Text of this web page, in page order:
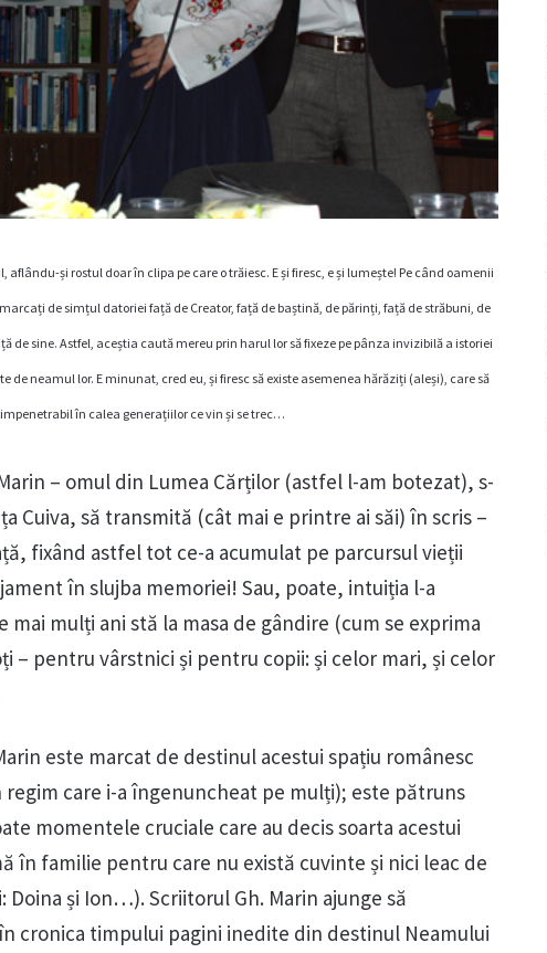
și rostul doar în clipa pe care o trăiesc. E și firesc, e și lumește! Pe când oamenii
de simțul datoriei față de Creator, față de baștină, de părinți, față de străbuni, de
de sine. Astfel, aceștia caută mereu prin harul lor să fixeze pe pânza invizibilă a istoriei
de neamul lor. E minunat, cred eu, și firesc să existe asemenea hărăziți (aleși), care să
în calea generațiilor ce vin și se trec…
– omul din Lumea Cărților (astfel l-am botezat), s-
Cuiva, să transmită (cât mai e printre ai săi) în scris –
fixând astfel tot ce-a acumulat pe parcursul vieții
în slujba memoriei! Sau, poate, intuiția l-a
mulți ani stă la masa de gândire (cum se exprima
– pentru vârstnici și pentru copii: și celor mari, și celor
este marcat de destinul acestui spațiu românesc
care i-a îngenuncheat pe mulți); este pătruns
momentele cruciale care au decis soarta acestui
în familie pentru care nu există cuvinte și nici leac de
și Ion…). Scriitorul Gh. Marin ajunge să
cronica timpului pagini inedite din destinul Neamului